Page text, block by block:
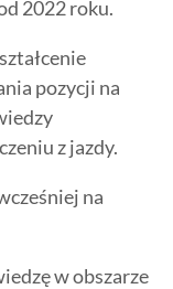
2022 roku.
pozycji na
z jazdy.
na
w obszarze